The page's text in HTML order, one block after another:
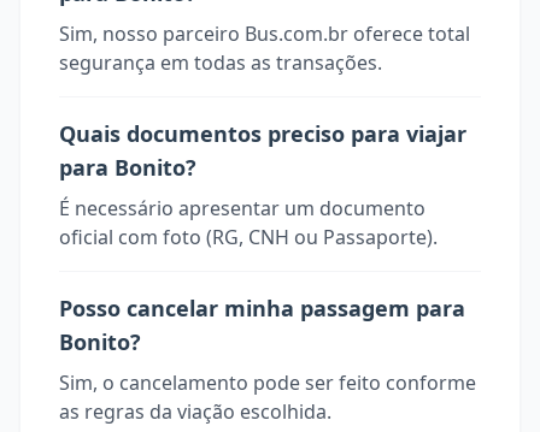
Sim, nosso parceiro Bus.com.br oferece total
segurança em todas as transações.
Quais documentos preciso para viajar
para Bonito?
É necessário apresentar um documento
oficial com foto (RG, CNH ou Passaporte).
Posso cancelar minha passagem para
Bonito?
Sim, o cancelamento pode ser feito conforme
as regras da viação escolhida.